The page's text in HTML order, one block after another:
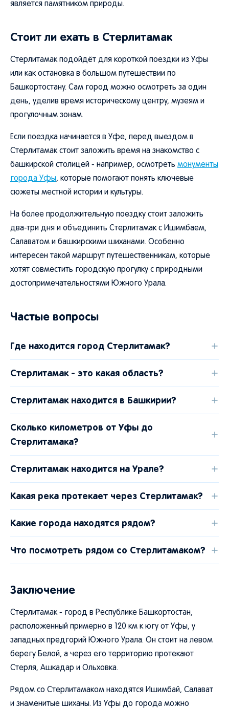
является памятником природы.
Стоит ли ехать в Стерлитамак
Стерлитамак подойдёт для короткой поездки из Уфы
или как остановка в большом путешествии по
Башкортостану. Сам город можно осмотреть за один
день, уделив время историческому центру, музеям и
прогулочным зонам.
Если поездка начинается в Уфе, перед выездом в
Стерлитамак стоит заложить время на знакомство с
башкирской столицей - например, осмотреть монументы
города Уфы, которые помогают понять ключевые
сюжеты местной истории и культуры.
На более продолжительную поездку стоит заложить
два-три дня и объединить Стерлитамак с Ишимбаем,
Салаватом и башкирскими шиханами. Особенно
интересен такой маршрут путешественникам, которые
хотят совместить городскую прогулку с природными
достопримечательностями Южного Урала.
Частые вопросы
Где находится город Стерлитамак?
Стерлитамак - это какая область?
Стерлитамак находится в Башкирии?
Сколько километров от Уфы до
Стерлитамака?
Стерлитамак находится на Урале?
Какая река протекает через Стерлитамак?
Какие города находятся рядом?
Что посмотреть рядом со Стерлитамаком?
Заключение
Стерлитамак - город в Республике Башкортостан,
расположенный примерно в 120 км к югу от Уфы, у
западных предгорий Южного Урала. Он стоит на левом
берегу Белой, а через его территорию протекают
Стерля, Ашкадар и Ольховка.
Рядом со Стерлитамаком находятся Ишимбай, Салават
и знаменитые шиханы. Из Уфы до города можно